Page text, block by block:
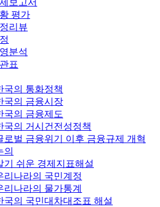
보고서
평가
리뷰
분석
표
국의 통화정책
국의 금융시장
국의 금융제도
국의 거시건전성정책
로벌 금융위기 이후 금융규제 개혁
의
기 쉬운 경제지표해설
리나라의 국민계정
리나라의 물가통계
국의 국민대차대조표 해설